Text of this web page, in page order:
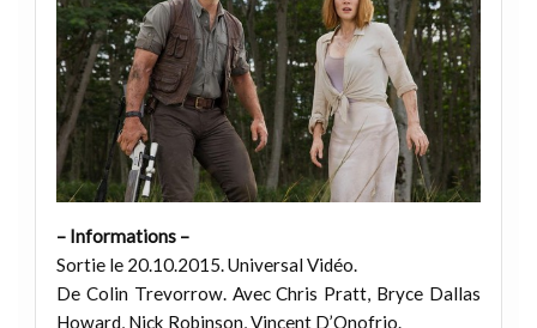
– Informations –
Sortie le 20.10.2015. Universal Vidéo.
De Colin Trevorrow. Avec Chris Pratt, Bryce Dallas
Howard, Nick Robinson, Vincent D’Onofrio.